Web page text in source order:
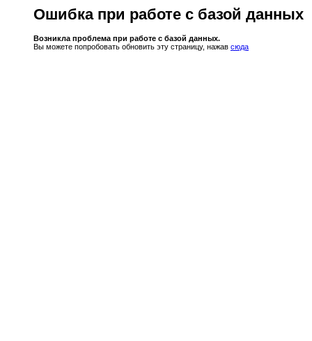
Ошибка при работе с базой данных
Возникла проблема при работе с базой данных.
Вы можете попробовать обновить эту страницу, нажав сюда